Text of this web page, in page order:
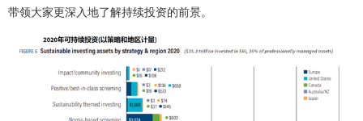
带领大家更深入地了解持续投资的前景。